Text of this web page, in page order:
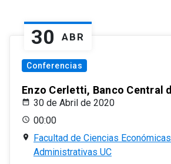
30 ABR
Conferencias
Enzo Cerletti, Banco Central
30 de Abril de 2020
00:00
Facultad de Ciencias
Administrativas UC